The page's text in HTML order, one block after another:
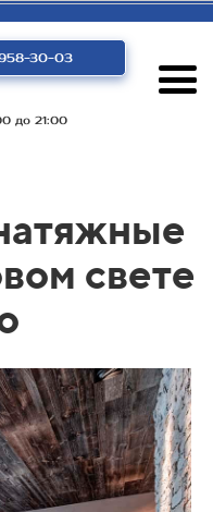
958-30-03
до 21:00
свете